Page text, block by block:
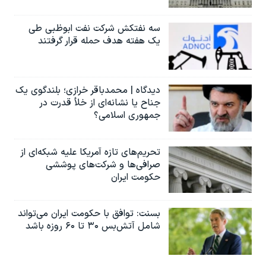
سه نفتکش شرکت نفت ابوظبی طی
یک هفته هدف حمله قرار گرفتند
دیدگاه | محمدباقر خرازی؛ بلندگوی یک
جناح یا نشانه‌ای از خلأ قدرت در
جمهوری اسلامی؟
تحریم‌های تازه آمریکا علیه شبکه‌ای از
صرافی‌ها و شرکت‌های پوششی
حکومت ایران
بسنت: توافق با حکومت ایران می‌تواند
شامل آتش‌بس ۳۰ تا ۶۰ روزه باشد